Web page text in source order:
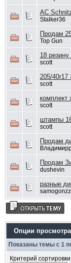
AC
Stalker36
Продам
Top Gun
18
scott
205/40r17
scott
комплект
scott
штампы
scott
Продам
Продам
dushevin
разные
Опции просмотра
Показаны темы с 1
Критерий сортировки